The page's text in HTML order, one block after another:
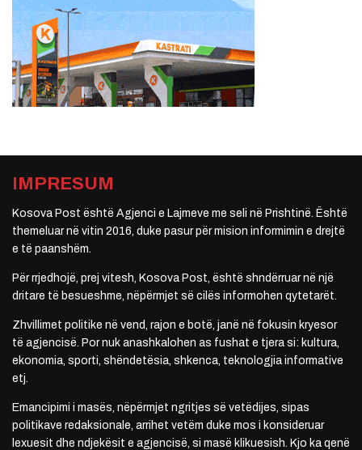
IMPRESUM
Kosova Post është Agjenci e Lajmeve me seli në Prishtinë. Është
themeluar në vitin 2016, duke pasur për mision informimin e drejtë
e të paanshëm.
Për rrjedhojë, prej vitesh, Kosova Post, është shndërruar në një
dritare të besueshme, nëpërmjet së cilës informohen qytetarët.
Zhvillimet politike në vend, rajon e botë, janë në fokusin kryesor
të agjencisë. Por nuk anashkalohen as fushat e tjera si: kultura,
ekonomia, sporti, shëndetësia, shkenca, teknologjia informative
etj.
Emancipimi i masës, nëpërmjet ngritjes së vetëdijes, sipas
politikave redaksionale, arrihet vetëm duke mos i konsideruar
lexuesit dhe ndjekësit e agjencisë, si masë klikuesish. Kjo ka qenë